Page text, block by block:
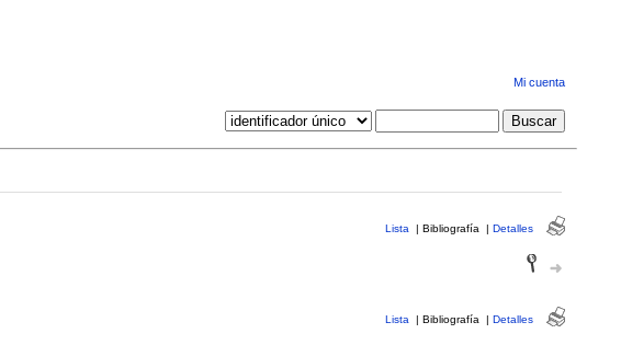
Mi cuenta
Lista | Bibliografía | Detalles
Lista | Bibliografía | Detalles